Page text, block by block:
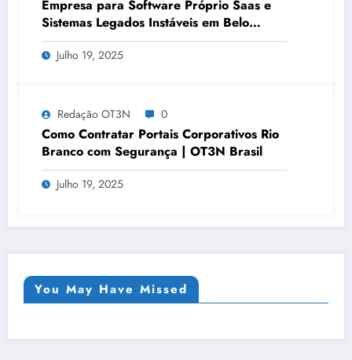
Empresa para Software Próprio Saas e
Sistemas Legados Instáveis em Belo
Horizonte | OT3N Brasil – Guia 3449
Julho 19, 2025
Redação OT3N 0
Como Contratar Portais Corporativos Rio
Branco com Segurança | OT3N Brasil
Julho 19, 2025
You May Have Missed